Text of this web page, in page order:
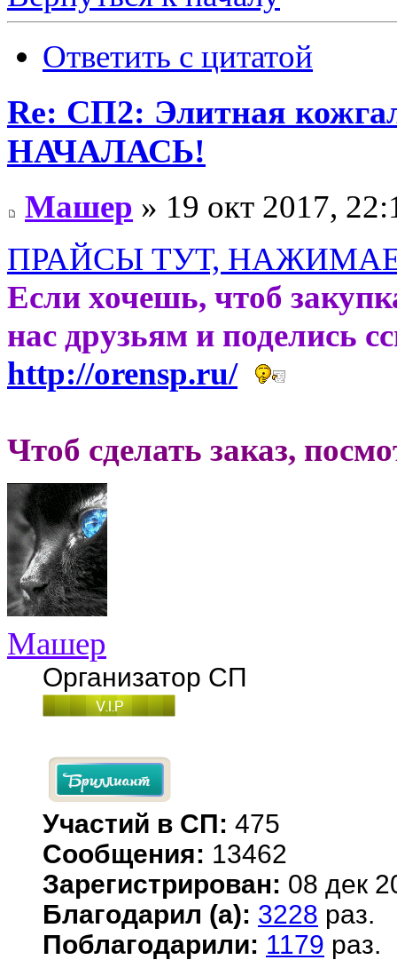
Ответить с цитатой
Re: СП2: Элитная
НАЧАЛАСЬ!
Машер » 19 окт 2017,
ПРАЙСЫ ТУТ,
Если хочешь, чтоб
нас друзьям и поделись
http://orensp.ru/
Чтоб сделать заказ,
Машер
Организатор СП
Участий в СП: 475
Сообщения: 13462
Зарегистрирован: 08 дек
Благодарил (а): 3228 раз.
Поблагодарили: 1179 раз.